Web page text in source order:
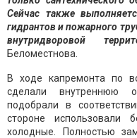
Сейчас также
гидрантов и пожарного
внутридворовой
Беломестнова.
В ходе капремонта по
сделали внутреннюю
подобрали в
стороне
холодные. Полностью